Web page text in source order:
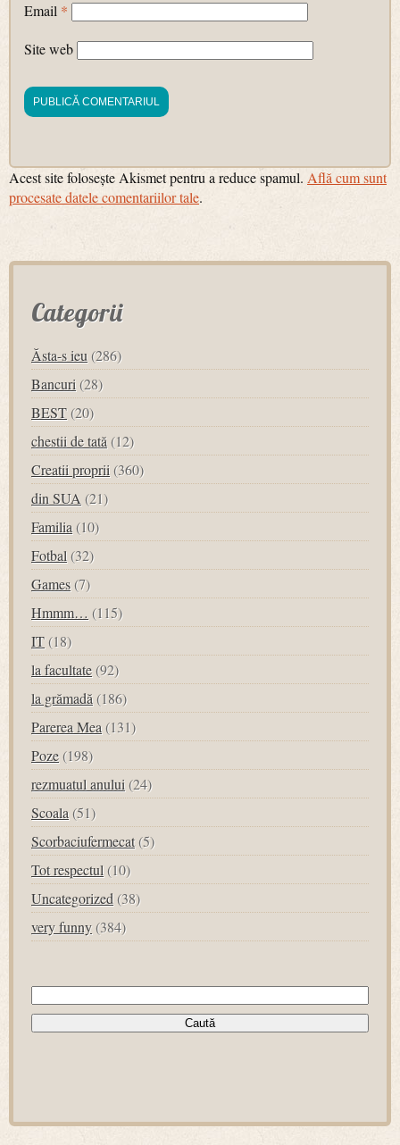
Email *
Site web
Acest site folosește Akismet pentru a reduce spamul. Află cum sunt
procesate datele comentariilor tale.
Categorii
Ăsta-s ieu (286)
Bancuri (28)
BEST (20)
chestii de tată (12)
Creatii proprii (360)
din SUA (21)
Familia (10)
Fotbal (32)
Games (7)
Hmmm… (115)
IT (18)
la facultate (92)
la grămadă (186)
Parerea Mea (131)
Poze (198)
rezmuatul anului (24)
Scoala (51)
Scorbaciufermecat(5)
Tot respectul (10)
Uncategorized (38)
very funny (384)
Caută
după: